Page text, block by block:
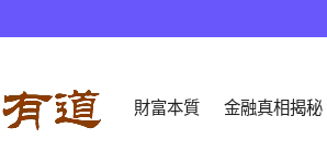
財富本質 金融真相揭秘